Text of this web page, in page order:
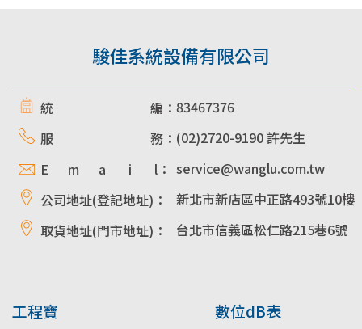
駿佳系統設備有限公司
統 編： 83467376
服 務： (02)2720-9190 許先生
E m a i l： service@wanglu.com.tw
公司地址(登記地址)：
新北市新店區中正路493號10樓
取貨地址(門市地址)：
台北市信義區松仁路215巷6號
工程寶 數位dB表